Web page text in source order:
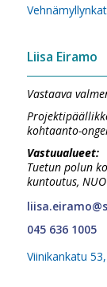
Liisa Eiramo
Vastaava
kohtaanto-
Vastuualueet:
Tuetun polun
kuntoutus,
045 636 1005
Viinikankatu